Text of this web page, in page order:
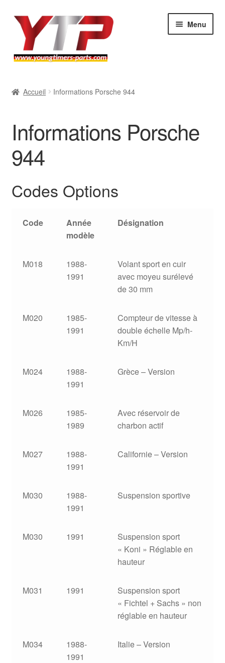
Aller
navigation
Aller
contenu
Menu
Mercedes
Porsche
Volkswagen
Accueil Informations Porsche 944
Informations Porsche
944
Codes Options
Code
Année
modèle
Désignation
M018
1988-
1991
Volant sport en cuir
avec moyeu surélevé
de 30 mm
M020
1985-
1991
Compteur de vitesse à
double échelle Mp/h-
Km/H
M024
1988-
1991
Grèce – Version
M026
1985-
1989
Avec réservoir de
charbon actif
M027
1988-
1991
Californie – Version
M030
1988-
1991
Suspension sportive
M030 1991
Suspension sport
« Koni » Réglable en
hauteur
M031 1991
Suspension sport
« Fichtel + Sachs » non
réglable en hauteur
M034
1988-
1991
Italie – Version